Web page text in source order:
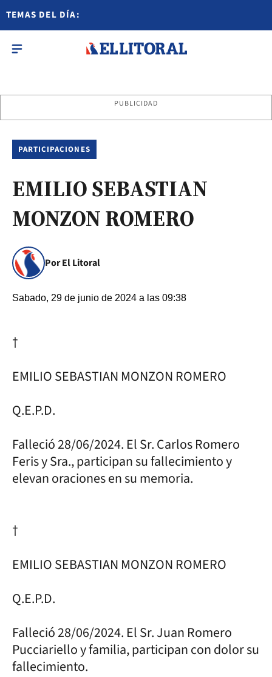
TEMAS DEL DÍA:
PUBLICIDAD
PARTICIPACIONES
EMILIO SEBASTIAN
MONZON ROMERO
Por El Litoral
Sabado, 29 de junio de 2024 a las 09:38
†
EMILIO SEBASTIAN MONZON ROMERO
Q.E.P.D.
Falleció 28/06/2024. El Sr. Carlos Romero
Feris y Sra., participan su fallecimiento y
elevan oraciones en su memoria.
†
EMILIO SEBASTIAN MONZON ROMERO
Q.E.P.D.
Falleció 28/06/2024. El Sr. Juan Romero
Pucciariello y familia, participan con dolor su
fallecimiento.